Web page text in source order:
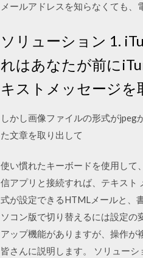
メールアドレスを知らなくても
ソリューション 1.
れはあなたが前に
キストメッセージを
しかし画像ファイルの形式がjpeg
た文章を取り出して
使い慣れたキーボードを使用して
信アプリと接続すれば、テキスト
式が設定できるHTMLメールと、
ソコン版で切り替えるには設定の
アップ機能がありますが、操作が
皆さんに説明します。 ソリュー